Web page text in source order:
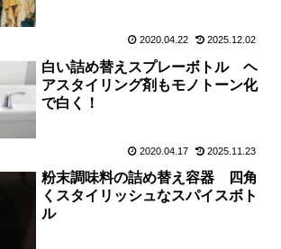
2020.04.22 2025.12.02
白い詰め替えスプレーボトル ヘ
アスタイリング剤もモノトーン化
で白く！
2020.04.17 2025.11.23
粉末調味料の詰め替え容器 四角
くスタイリッシュなスパイスボト
ル